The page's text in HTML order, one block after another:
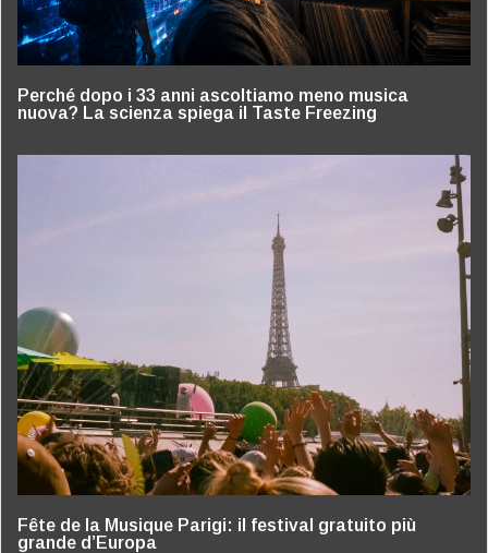
Perché dopo i 33 anni ascoltiamo meno musica
nuova? La scienza spiega il Taste Freezing
Fête de la Musique Parigi: il festival gratuito più
grande d’Europa